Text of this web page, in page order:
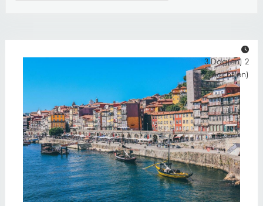
3 Dag(en) 2
nacht(en)